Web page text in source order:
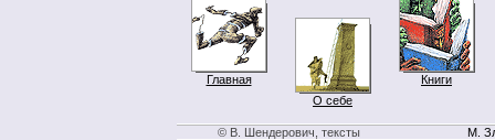
Главная
О себе
Книги
© В. Шендерович, тексты М.